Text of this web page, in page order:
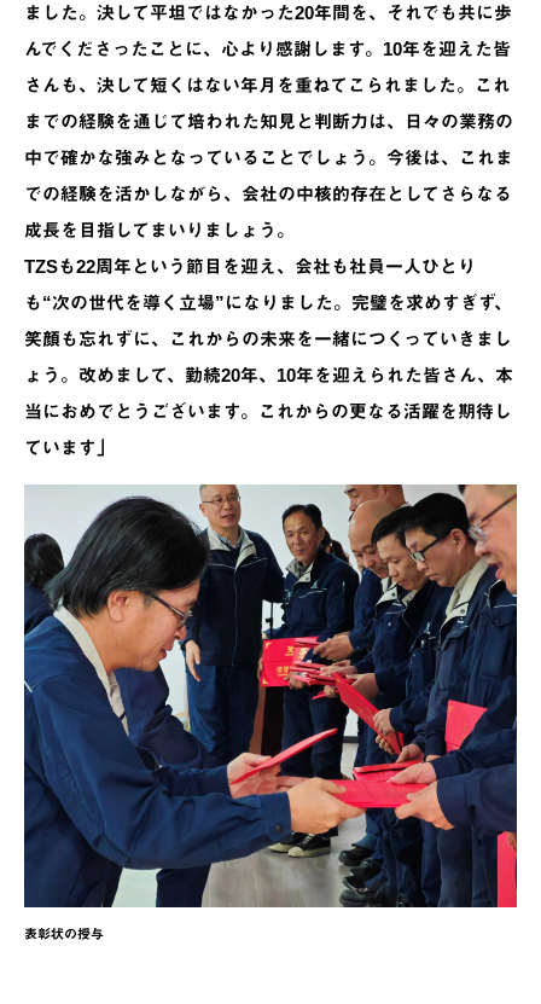
ました。決して平坦ではなかった20年間を、それでも共に歩
んでくださったことに、心より感謝します。10年を迎えた皆
さんも、決して短くはない年月を重ねてこられました。これ
までの経験を通じて培われた知見と判断力は、日々の業務の
中で確かな強みとなっていることでしょう。今後は、これま
での経験を活かしながら、会社の中核的存在としてさらなる
成長を目指してまいりましょう。
TZSも22周年という節目を迎え、会社も社員一人ひとり
も“次の世代を導く立場”になりました。完璧を求めすぎず、
笑顔も忘れずに、これからの未来を一緒につくっていきまし
ょう。改めまして、勤続20年、10年を迎えられた皆さん、本
当におめでとうございます。これからの更なる活躍を期待し
ています」
表彰状の授与